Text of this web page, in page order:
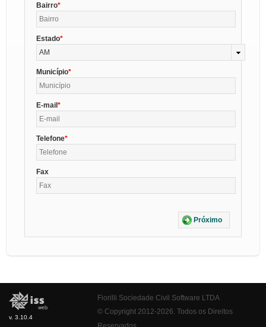
Bairro
Estado
AM
Município
E-mail
Telefone
Fax
Próximo
v. 3.10.4
Fiorilli Sociedade Civil Software LTDA
© Copyright 2012-2026. Todos os Direitos